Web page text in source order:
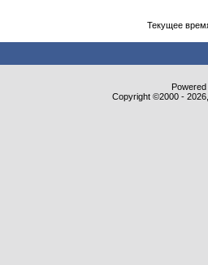
Текущее
Copyright ©2000 -